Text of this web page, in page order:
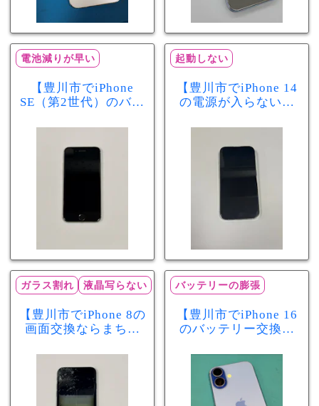
電池減りが早い
【豊川市でiPhone
SE（第2世代）のバッ
スマ豊川店】電池の
減りが早い症状も当
起動しない
【豊川市でiPhone 14
の電源が入らない修
店】バッテリー交換
で復旧するケースも
あります！
ガラス割れ 液晶写らない
【豊川市でiPhone 8の
画面交換ならまちス
れ・液晶不良も当日
60分で修理可能！
バッテリーの膨張
【豊川市でiPhone 16
のバッテリー交換な
少し膨張したバッテ
リーも当日90分で安
心修理！